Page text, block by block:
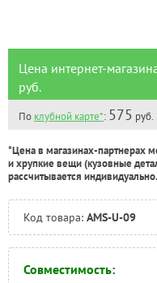
Тюмень:
Челябинск:
Цена интернет-
руб.
По клубной карте*: 575 руб.
*Цена в магазинах-партнерах
и хрупкие вещи (кузовные
рассчитывается индивидуально.
Код товара: AMS-U-09
Совместимость: